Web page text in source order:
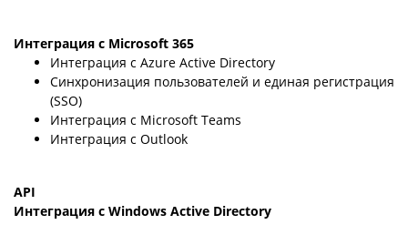
Интеграция с Microsoft 365
Интеграция с Azure Active Directory
Синхронизация пользователей и единая регистрация
(SSO)
Интеграция с Microsoft Teams
Интеграция с Outlook
API
Интеграция с Windows Active Directory